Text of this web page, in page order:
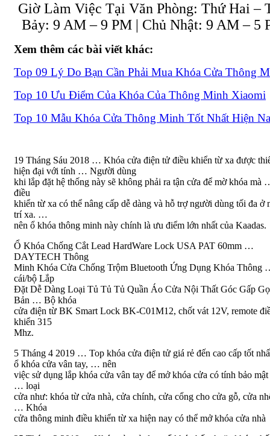
Giờ Làm Việc Tại Văn Phòng: Thứ Hai –
Bảy: 9 AM – 9 PM | Chủ Nhật: 9 AM – 5
Xem thêm các bài viết khác:
Top 09 Lý Do Bạn Cần Phải Mua Khóa Cửa Thông
Top 10 Ưu Điểm Của Khóa Của Thông Minh Xiaomi
Top 10 Mẫu Khóa Cửa Thông Minh Tốt Nhất Hiện
19 Tháng Sáu 2018 … Khóa cửa điện tử điều khiển từ xa được
hiện đại với tính … Người dùng
khi lắp đặt hệ thống này sẽ không phải ra tận cửa để mờ khóa mà
điều
khiển từ xa có thể nâng cấp dễ dàng và hỗ trợ người dùng tối đa ở
trí xa. …
nên ổ khóa thông minh này chính là ưu điểm lớn nhất của Kaadas.
Ổ Khóa Chống Cắt Lead HardWare Lock USA PAT 60mm …
DAYTECH Thông
Minh Khóa Cửa Chống Trộm Bluetooth Ứng Dụng Khóa Thông
cái/bộ Lắp
Đặt Dễ Dàng Loại Tủ Tủ Tủ Quần Áo Cửa Nội Thất Góc Gấp
Bản … Bộ khóa
cửa điện từ BK Smart Lock BK-C01M12, chốt vát 12V, remote
khiển 315
Mhz.
5 Tháng 4 2019 … Top khóa cửa điện tử giá rẻ đến cao cấp tốt
ổ khóa cửa vân tay, … nên
việc sử dụng lắp khóa cửa vân tay để mở khóa cửa có tính bảo
… loại
cửa như: khóa từ cửa nhà, cửa chính, cửa cổng cho cửa gỗ, cửa
… Khóa
cửa thông minh điều khiển từ xa hiện nay có thể mở khóa cửa nhà